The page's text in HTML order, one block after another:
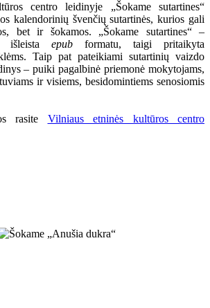
centro leidinyje „Šokame sutartines“
kalendorinių švenčių sutartinės, kurios gali
bet ir šokamos. „Šokame sutartines“ –
išleista epub formatu, taigi pritaikyta
Taip pat pateikiami sutartinių vaizdo
– puiki pagalbinė priemonė mokytojams,
ir visiems, besidomintiems senosiomis
rasite Vilniaus etninės kultūros centro